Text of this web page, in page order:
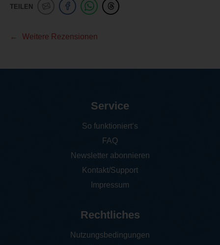
TEILEN
Weitere Rezensionen
Service
So funktioniert‘s
FAQ
Newsletter abonnieren
Kontakt/Support
Impressum
Rechtliches
Nutzungsbedingungen